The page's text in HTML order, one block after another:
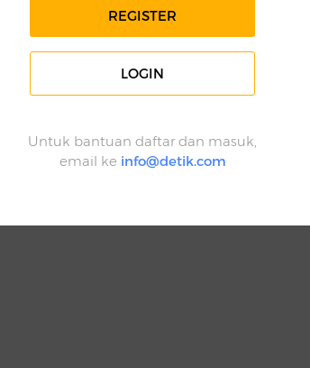
REGISTER
LOGIN
Untuk bantuan daftar dan masuk,
email ke info@detik.com